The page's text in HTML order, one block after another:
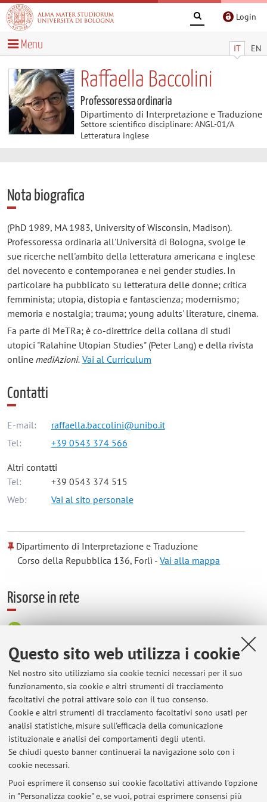
Questo sito web utilizza i cookie
Nel nostro sito utilizziamo sia cookie tecnici necessari per il suo
funzionamento, sia cookie e altri strumenti di tracciamento
facoltativi che potrai attivare solo con il tuo consenso.
Cookie e altri strumenti di tracciamento facoltativi sono usati per
analisi statistiche, misure sull'efficacia della comunicazione
istituzionale e analisi dei comportamenti degli utenti.
Se chiudi questo banner continuerai la navigazione solo con i
cookie necessari.
Puoi esprimere il consenso sui cookie facoltativi attivando l'opzione
in "Personalizza cookie" e, se vuoi, potrai esprimere consensi più
Login
IT EN
Menu
Raffaella Baccolini
Professoressa ordinaria
Dipartimento di Interpretazione e Traduzione
Settore scientifico disciplinare: ANGL-01/A
Letteratura inglese
Nota biografica
(PhD 1989, MA 1983, University of Wisconsin, Madison).
Professoressa ordinaria all'Università di Bologna, svolge le
sue ricerche nell'ambito della letteratura americana e inglese
del novecento e contemporanea e nei gender studies. In
particolare ha pubblicato su letteratura delle donne; critica
femminista; utopia, distopia e fantascienza; modernismo;
memoria e nostalgia; trauma; young adults' literature, cinema.
Fa parte di MeTRa; è co-direttrice della collana di studi
utopici "Ralahine Utopian Studies" (Peter Lang) e della rivista
online mediAzioni. Vai al Curriculum
Contatti
E-mail:
raffaella.baccolini@unibo.it
Tel:
+39 0543 374 566
Altri contatti
Tel:
+39 0543 374 515
Web:
Vai al sito personale
Dipartimento di Interpretazione e Traduzione
Corso della Repubblica 136, Forlì -Vai alla mappa
Risorse in rete
ORCID
Orario di ricevimento
Palazzo Montanari, studio MeTRa (secondo piano) / Studio
Inglese 10, DITLab
Suappuntamento in presenza o su Teams, scrivendo a
raffaella.baccolini@unibo.it